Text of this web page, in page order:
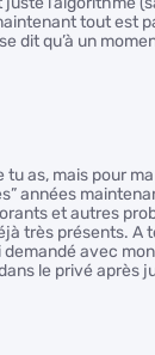
tout est
dit qu’à un
as, mais pour
années
et autres
très présents. A
demandé avec
le privé après